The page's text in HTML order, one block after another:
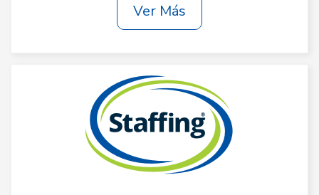
Ver Más